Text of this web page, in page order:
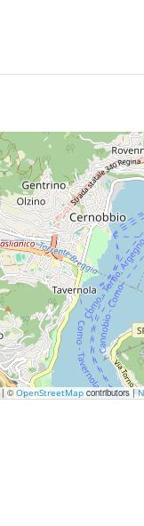
|©OpenStreetMapcontributors |